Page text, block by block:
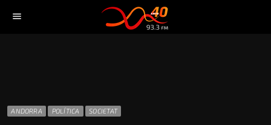
menu
ANDORRA POLÍTICA SOCIETAT